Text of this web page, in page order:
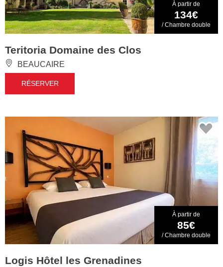
À partir de
134€
/ Chambre double
Teritoria Domaine des Clos
BEAUCAIRE
RÉSERVER
À partir de
85€
/ Chambre double
Logis Hôtel les Grenadines